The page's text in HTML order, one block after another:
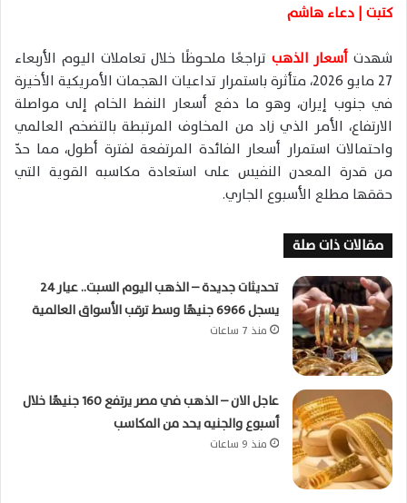
ي
كتبت | دعاء هاشم
شهدت أسعار الذهب تراجعًا ملحوظًا خلال تعاملات اليوم الأربعاء
27 مايو 2026، متأثرة باستمرار تداعيات الهجمات الأمريكية الأخيرة
في جنوب إيران، وهو ما دفع أسعار النفط الخام إلى مواصلة
الارتفاع، الأمر الذي زاد من المخاوف المرتبطة بالتضخم العالمي
واحتمالات استمرار أسعار الفائدة المرتفعة لفترة أطول، مما حدّ
من قدرة المعدن النفيس على استعادة مكاسبه القوية التي
حققها مطلع الأسبوع الجاري.
مقالات ذات صلة
تحديثات جديدة – الذهب اليوم السبت.. عيار 24
يسجل 6966 جنيهًا وسط ترقب الأسواق العالمية
منذ 7 ساعات
عاجل الان – الذهب في مصر يرتفع 160 جنيهًا خلال
أسبوع والجنيه يحد من المكاسب
منذ 9 ساعات